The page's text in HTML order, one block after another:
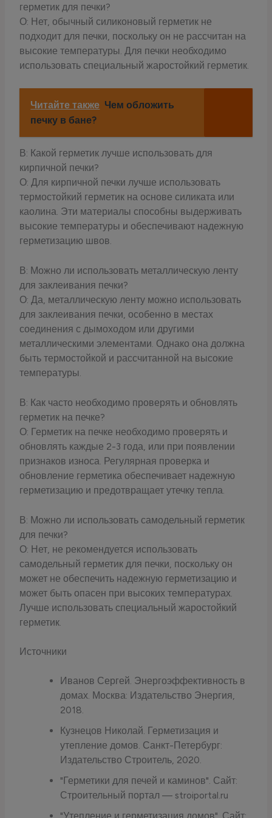
герметик для печки?
О: Нет, обычный силиконовый герметик не
подходит для печки, поскольку он не рассчитан на
высокие температуры. Для печки необходимо
использовать специальный жаростойкий герметик.
Читайте также Чем обложить
печку в бане?
В: Какой герметик лучше использовать для
кирпичной печки?
О: Для кирпичной печки лучше использовать
термостойкий герметик на основе силиката или
каолина. Эти материалы способны выдерживать
высокие температуры и обеспечивают надежную
герметизацию швов.
В: Можно ли использовать металлическую ленту
для заклеивания печки?
О: Да, металлическую ленту можно использовать
для заклеивания печки, особенно в местах
соединения с дымоходом или другими
металлическими элементами. Однако она должна
быть термостойкой и рассчитанной на высокие
температуры.
В: Как часто необходимо проверять и обновлять
герметик на печке?
О: Герметик на печке необходимо проверять и
обновлять каждые 2-3 года, или при появлении
признаков износа. Регулярная проверка и
обновление герметика обеспечивает надежную
герметизацию и предотвращает утечку тепла.
В: Можно ли использовать самодельный герметик
для печки?
О: Нет, не рекомендуется использовать
самодельный герметик для печки, поскольку он
может не обеспечить надежную герметизацию и
может быть опасен при высоких температурах.
Лучше использовать специальный жаростойкий
герметик.
Источники
Иванов Сергей. Энергоэффективность в
домах. Москва: Издательство Энергия,
2018.
Кузнецов Николай. Герметизация и
утепление домов. Санкт-Петербург:
Издательство Строитель, 2020.
"Герметики для печей и каминов". Сайт:
Строительный портал — stroiportal.ru
"Утепление и герметизация домов". Сайт: